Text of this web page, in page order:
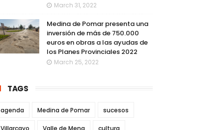
March 31, 2022
Medina de Pomar presenta una
inversión de más de 750.000
euros en obras a las ayudas de
los Planes Provinciales 2022
March 25, 2022
TAGS
agenda Medina de Pomar sucesos
Villarcayo Valle de Mena cultura